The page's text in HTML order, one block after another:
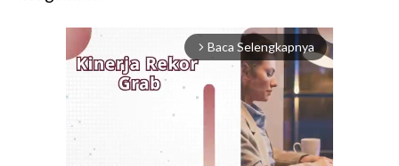
arrow_forward_ios Baca Selengkapnya